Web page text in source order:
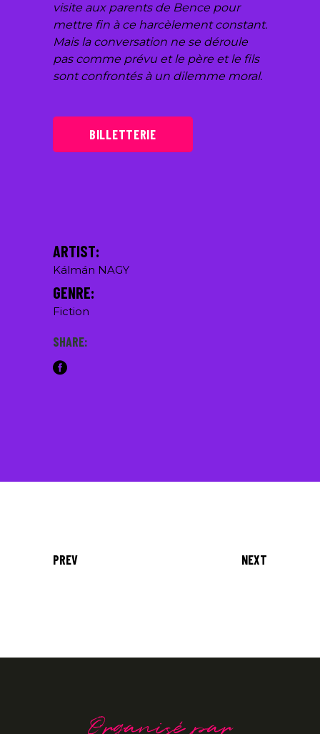
visite aux parents de Bence pour
mettre fin à ce harcèlement constant.
Mais la conversation ne se déroule
pas comme prévu et le père et le fils
sont confrontés à un dilemme moral.
BILLETTERIE
ARTIST:
Kálmán NAGY
GENRE:
Fiction
SHARE:
PREV NEXT